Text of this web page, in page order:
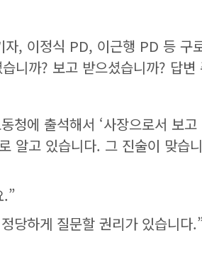
자, 이정식 PD, 이근행 PD 등 구
니까? 보고 받으셨습니까? 답변
청에 출석해서 ‘사장으로서 보고
알고 있습니다. 그 진술이 맞습
.”
당하게 질문할 권리가 있습니다